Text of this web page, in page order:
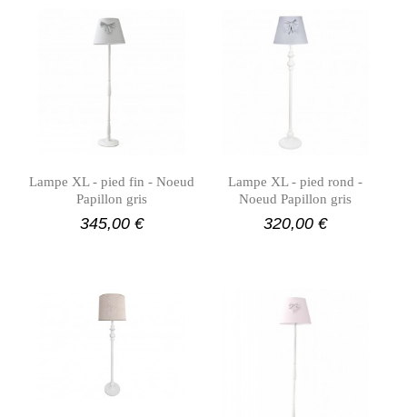
Lampe XL - pied fin - Noeud
Papillon gris
345,00 €
Lampe XL - pied rond -
Noeud Papillon gris
320,00 €